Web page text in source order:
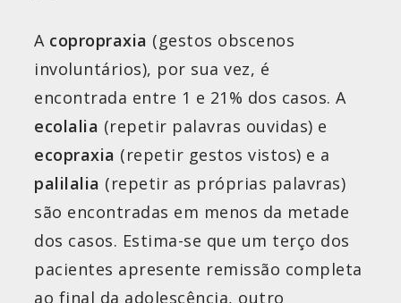
A copropraxia (gestos obscenos
involuntários), por sua vez, é
encontrada entre 1 e 21% dos casos. A
ecolalia (repetir palavras ouvidas) e
ecopraxia (repetir gestos vistos) e a
palilalia (repetir as próprias palavras)
são encontradas em menos da metade
dos casos. Estima-se que um terço dos
pacientes apresente remissão completa
ao final da adolescência, outro